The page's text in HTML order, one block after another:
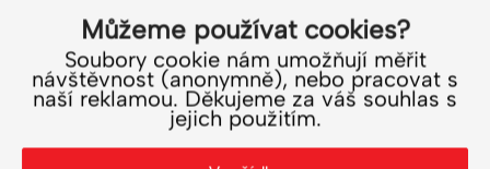
Můžeme používat cookies?
Soubory cookie nám umožňují měřit
návštěvnost (anonymně), nebo pracovat s
naší reklamou. Děkujeme za váš souhlas s
jejich použitím.